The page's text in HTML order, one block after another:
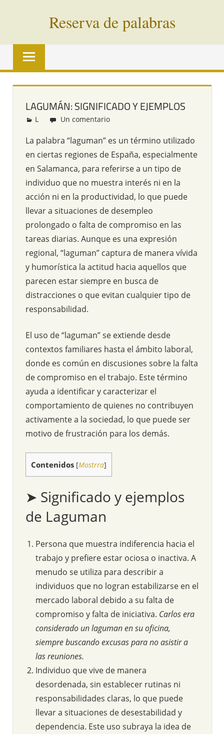
Reserva de palabras
Palabras
vías
todo
mundo
LAGUMÁN: SIGNIFICADO Y EJEMPLOS
Redacción
L Un comentario
La palabra “laguman” es un término utilizado
en ciertas regiones de España, especialmente
en Salamanca, para referirse a un tipo de
individuo que no muestra interés ni en la
acción ni en la productividad, lo que puede
llevar a situaciones de desempleo
prolongado o falta de compromiso en las
tareas diarias. Aunque es una expresión
regional, “laguman” captura de manera vívida
y humorística la actitud hacia aquellos que
parecen estar siempre en busca de
distracciones o que evitan cualquier tipo de
responsabilidad.
El uso de “laguman” se extiende desde
contextos familiares hasta el ámbito laboral,
donde es común en discusiones sobre la falta
de compromiso en el trabajo. Este término
ayuda a identificar y caracterizar el
comportamiento de quienes no contribuyen
activamente a la sociedad, lo que puede ser
motivo de frustración para los demás.
Contenidos [Mostrra]
➤ Significado y ejemplos
de Laguman
Persona que muestra indiferencia hacia el
trabajo y prefiere estar ociosa o inactiva. A
menudo se utiliza para describir a
individuos que no logran estabilizarse en el
mercado laboral debido a su falta de
compromiso y falta de iniciativa. Carlos era
considerado un laguman en su oficina,
siempre buscando excusas para no asistir a
las reuniones.
Individuo que vive de manera
desordenada, sin establecer rutinas ni
responsabilidades claras, lo que puede
llevar a situaciones de desestabilidad y
dependencia. Este uso subraya la idea de